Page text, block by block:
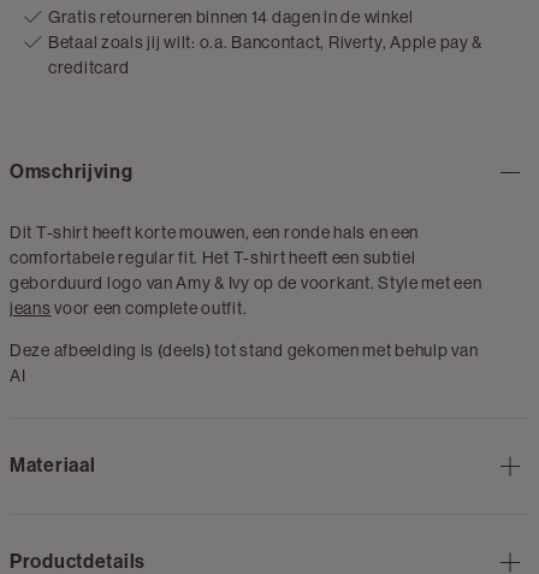
Gratis retourneren binnen 14 dagen in de winkel
Betaal zoals jij wilt: o.a. Bancontact, Riverty, Apple pay &
creditcard
Omschrijving
Dit T-shirt heeft korte mouwen, een ronde hals en een
comfortabele regular fit. Het T-shirt heeft een subtiel
geborduurd logo van Amy & Ivy op de voorkant. Style met een
jeansvoor een complete outfit.
Deze afbeelding is (deels) tot stand gekomen met behulp van
AI
Materiaal
Productdetails